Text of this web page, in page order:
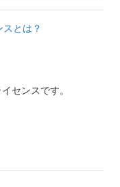
とは？
センスです。